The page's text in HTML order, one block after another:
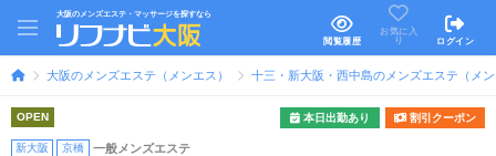
大阪のメンズエステ・マッサージを探すなら
閲覧履歴
お気に入
り
ログイン
大阪のメンズエステ（メンエス） 十三・新大阪・西中島のメンズエステ（メ
OPEN 本日出勤あり 割引クーポン
新大阪 京橋 一般メンズエステ